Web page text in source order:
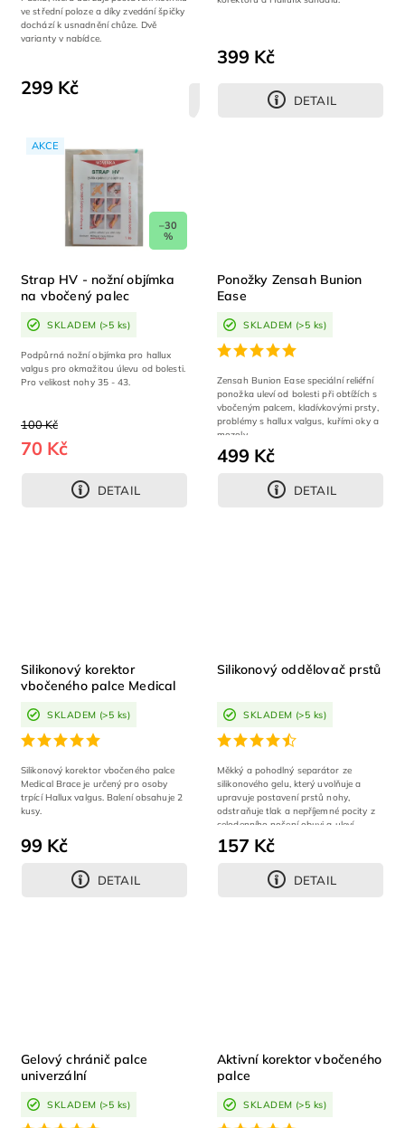
299 Kč
DETAIL
ve střední poloze a díky zvedání špičky
dochází k usnadnění chůze. Dvě
varianty v nabídce.
399 Kč
DETAIL
AKCE
–30
%
Strap HV - nožní objímka
na vbočený palec
SKLADEM (>5 ks)
100 Kč
70 Kč
DETAIL
Podpůrná nožní objímka pro hallux
valgus pro okmažitou úlevu od bolesti.
Pro velikost nohy 35 - 43.
Ponožky Zensah Bunion
Ease
SKLADEM (>5 ks)
499 Kč
DETAIL
Zensah Bunion Ease speciální reliéfní
ponožka uleví od bolesti při obtížích s
vbočeným palcem, kladívkovými prsty,
problémy s hallux valgus, kuřími oky a
mozoly.
Silikonový korektor
vbočeného palce Medical
SKLADEM (>5 ks)
99 Kč
DETAIL
Silikonový korektor vbočeného palce
Medical Brace je určený pro osoby
trpící Hallux valgus. Balení obsahuje 2
kusy.
Silikonový oddělovač prstů
SKLADEM (>5 ks)
157 Kč
DETAIL
Měkký a pohodlný separátor ze
silikonového gelu, který uvolňuje a
upravuje postavení prstů nohy,
odstraňuje tlak a nepříjemné pocity z
celodenního nošení obuvi a uleví
Vašim...
Gelový chránič palce
univerzální
SKLADEM (>5 ks)
Aktivní korektor vbočeného
palce
SKLADEM (>5 ks)